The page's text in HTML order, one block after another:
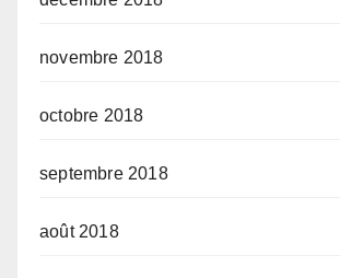
novembre 2018
octobre 2018
septembre 2018
août 2018